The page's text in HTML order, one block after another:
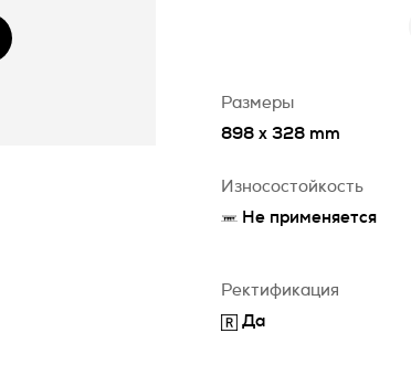
Размеры
898 x 328 mm
Износостойкость
Не применяется
Ректификация
Да